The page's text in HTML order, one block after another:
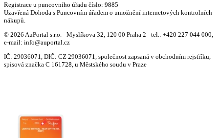
Registrace u puncovního úřadu číslo: 9885
Uzavřená Dohoda s Puncovním úřadem o umožnění internetových kontrolních
nákupů.
© 2026 AuPortal s.r.o. - Myslíkova 32, 120 00 Praha 2 - tel.: +420 227 044 000,
e-mail: info@auportal.cz
IČ: 29036071, DIČ: CZ 29036071, společnost zapsaná v obchodním rejstříku,
spisová značka C 161728, u Městského soudu v Praze